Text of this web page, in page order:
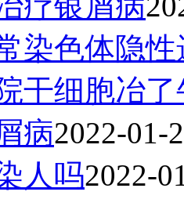
染色体隐性
干细胞冶
病2022-01-
人吗2022-